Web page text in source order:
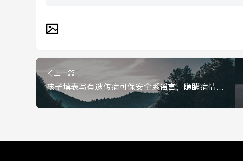
上一篇
孩子填表写有遗传病可保安全系谣言，隐瞒病情的代价，远比你想象的要大，别信填表保安全！隐瞒遗传病的代价远超想象